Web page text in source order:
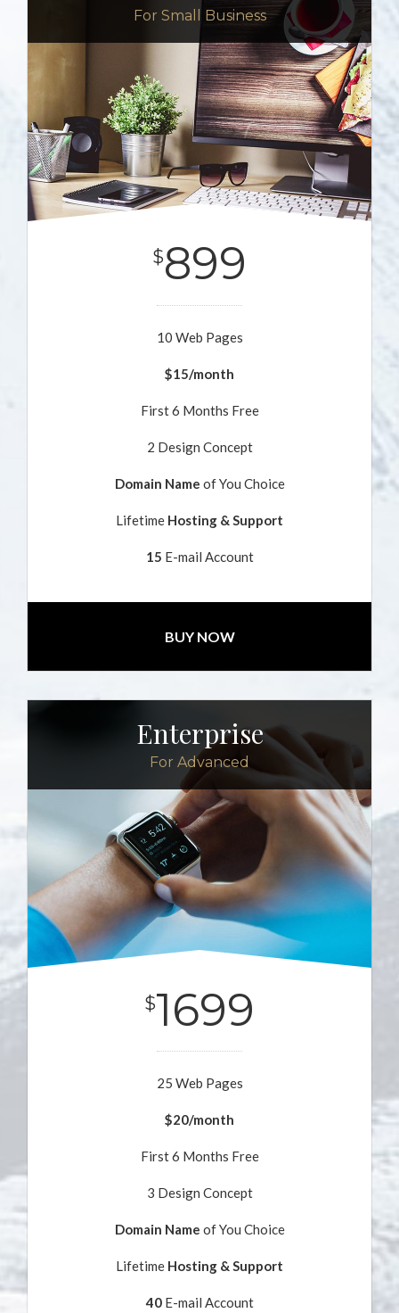
For Small Business
$899
10 Web Pages
$15/month
First 6 Months Free
2 Design Concept
Domain Name of You Choice
Lifetime Hosting & Support
15 E-mail Account
BUY NOW
Enterprise
For Advanced
$1699
25 Web Pages
$20/month
First 6 Months Free
3 Design Concept
Domain Name of You Choice
Lifetime Hosting & Support
40 E-mail Account